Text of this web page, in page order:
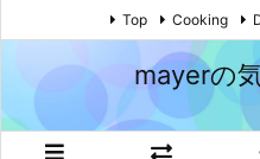
mayerの
Top Cooking